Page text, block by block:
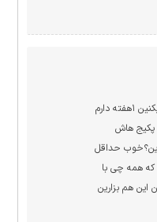
سلام چرا به نظر ها توجه نمیکنین ۱هفته دارم
پکیج هاش
حداقل
که همه چی با
این هم بزارین